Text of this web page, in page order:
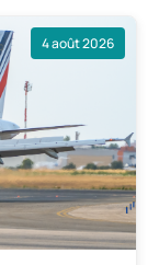
4 août 2026